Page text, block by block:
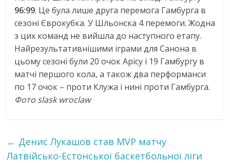
96:99. Це була лише друга перемога Гамбурга в
сезоні Єврокубка. У Шльонска 4 перемоги. Жодна
з цих команд не вийшла до наступного етапу.
Найрезультативнішими іграми для Санона в
цьому сезоні були 20 очок Арісу і 19 Гамбургу в
матчі першого кола, а також два перформанси
по 17 очок – проти Клужа і нині проти Гамбурга.
Фото slask wroclaw
← Денис Лукашов став MVP матчу
Латвійсько-Естонської баскетбольної ліги